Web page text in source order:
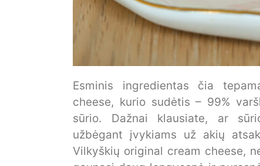
Esminis ingredientas čia
cheese, kurio sudėtis – 99%
sūrio. Dažnai klausiate, ar
užbėgant įvykiams už akių
Vilkyškių original cream cheese,